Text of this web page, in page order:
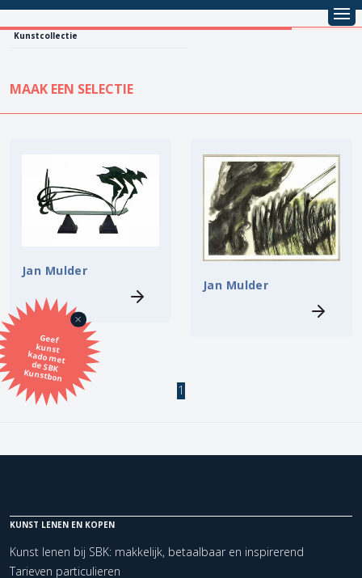
Kunstcollectie
Geef
kunst
kado met
de SBK
Kunstbon
MAAK EEN SELECTIE
KUNSTCOLLECTIE
Alle kunstwerken
Koopprijs
Vestiging
Onderwerp
Techniek
Kunstenaar
Jan Mulder
Jan Mulder
1
KUNST LENEN EN KOPEN
Kunst lenen bij SBK: makkelijk, betaalbaar en inspirerend
Tarieven particulieren